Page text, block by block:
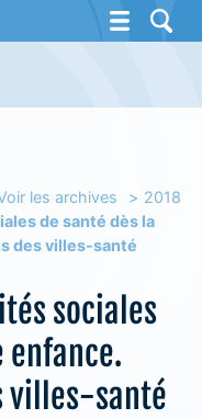
départemental
les archives
2018
de santé dès la
des villes-santé
sociales
enfance.
villes-santé